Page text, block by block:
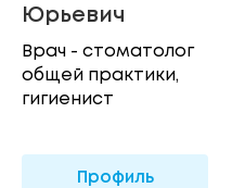
Юрьевич
Врач - стоматолог
общей практики,
гигиенист
Профиль